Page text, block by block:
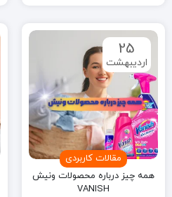
مقالات کاربردی
25
اردیبهشت
همه‌ چیز درباره محصولات ونیش
VANISH